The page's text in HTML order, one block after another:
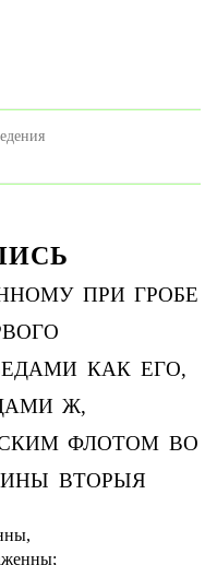
ПРИ ГРОБЕ
КАК ЕГО,
Ж,
ФЛОТОМ ВО
ВТОРЫЯ